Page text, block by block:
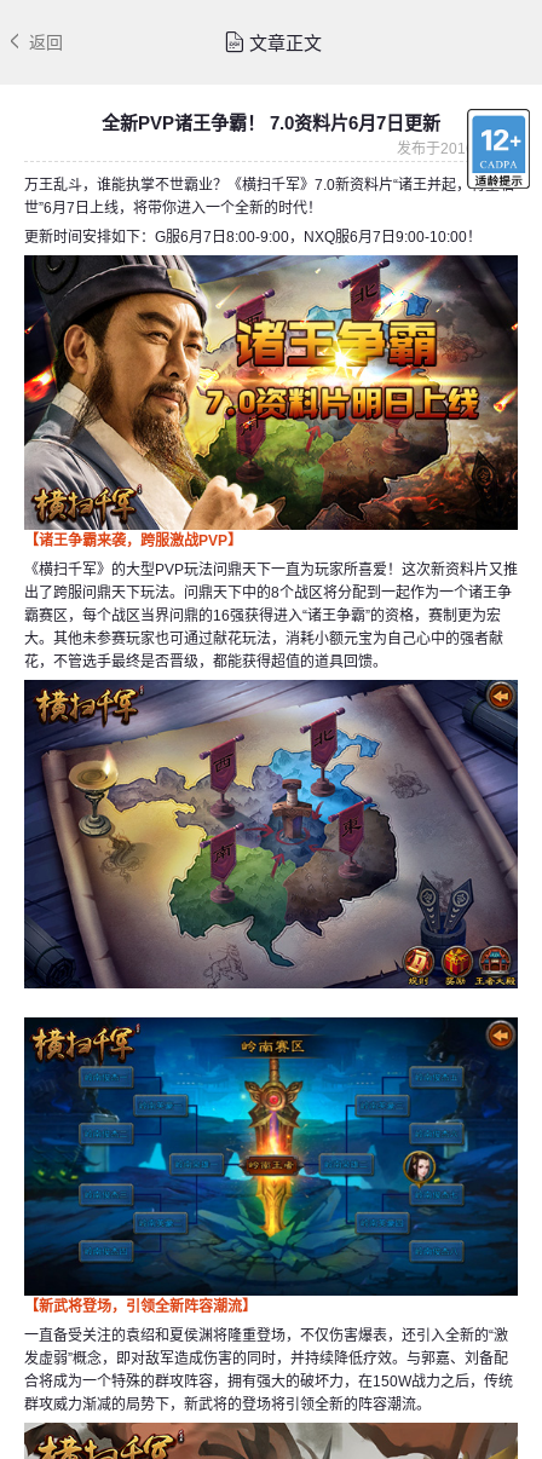
返回 文章正文
全新PVP诸王争霸！ 7.0资料片6月7日更新
发布于2016-06-06
万王乱斗，谁能执掌不世霸业？《横扫千军》7.0新资料片“诸王并起，将星临
世”6月7日上线，将带你进入一个全新的时代！
更新时间安排如下：G服6月7日8:00-9:00，NXQ服6月7日9:00-10:00！
【诸王争霸来袭，跨服激战PVP】
《横扫千军》的大型PVP玩法问鼎天下一直为玩家所喜爱！这次新资料片又推
出了跨服问鼎天下玩法。问鼎天下中的8个战区将分配到一起作为一个诸王争
霸赛区，每个战区当界问鼎的16强获得进入“诸王争霸”的资格，赛制更为宏
大。其他未参赛玩家也可通过献花玩法，消耗小额元宝为自己心中的强者献
花，不管选手最终是否晋级，都能获得超值的道具回馈。
【新武将登场，引领全新阵容潮流】
一直备受关注的袁绍和夏侯渊将隆重登场，不仅伤害爆表，还引入全新的“激
发虚弱”概念，即对敌军造成伤害的同时，并持续降低疗效。与郭嘉、刘备配
合将成为一个特殊的群攻阵容，拥有强大的破坏力，在150W战力之后，传统
群攻威力渐减的局势下，新武将的登场将引领全新的阵容潮流。